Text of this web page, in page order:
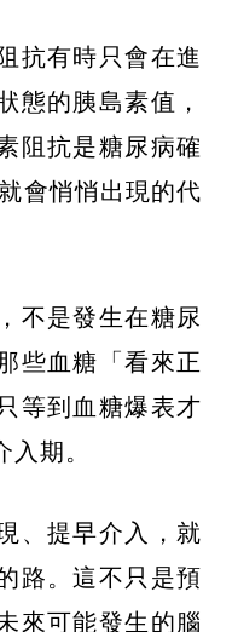
抗有時只會在進
態的胰島素值，
阻抗是糖尿病確
會悄悄出現的代
不是發生在糖尿
些血糖「看來正
等到血糖爆表才
期。
、提早介入，就
路。這不只是預
來可能發生的腦